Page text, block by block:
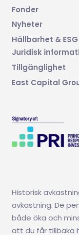
Fonder
Nyheter
Hållbarhet & ESG
Juridisk
Tillgänglighet
East Capital
Historisk
avkastning. De
både öka och
att du får tillbaka